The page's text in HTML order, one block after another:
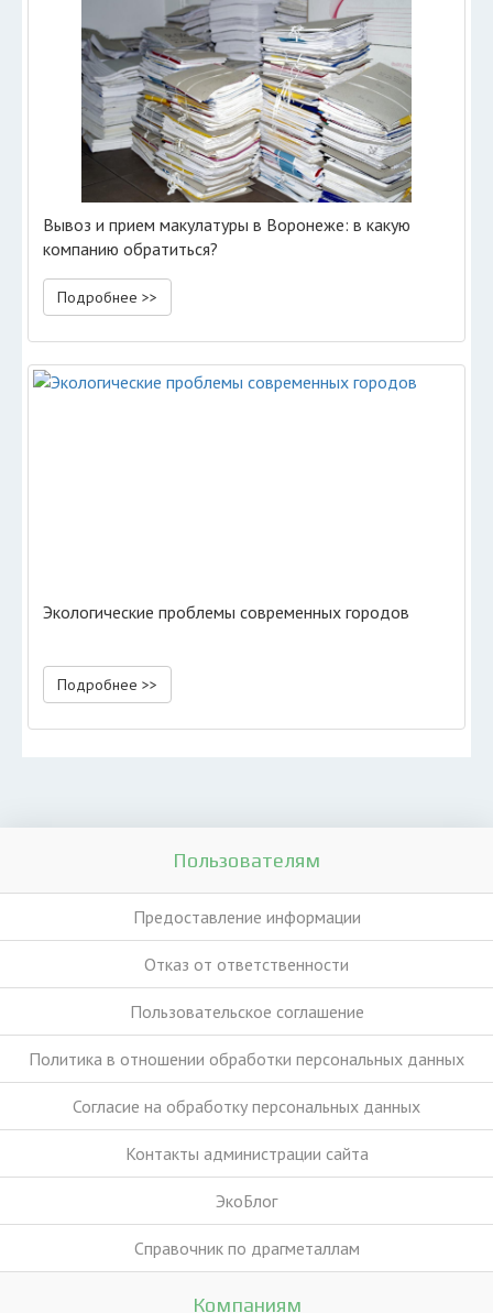
Вывоз и прием макулатуры в Воронеже: в какую
компанию обратиться?
Подробнее >>
Экологические проблемы современных городов
Подробнее >>
Пользователям
Предоставление информации
Отказ от ответственности
Пользовательское соглашение
Политика в отношении обработки персональных данных
Согласие на обработку персональных данных
Контакты администрации сайта
ЭкоБлог
Справочник по драгметаллам
Компаниям